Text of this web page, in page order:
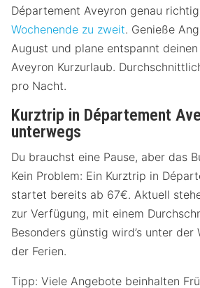
Département Aveyron genau
Wochenende zu zweit. Genieße
August und plane entspannt
Aveyron Kurzurlaub.
pro Nacht.
Kurztrip in Département
unterwegs
Du brauchst eine Pause, aber das
Kein Problem: Ein Kurztrip in
startet bereits ab 67€. Aktuell
zur Verfügung, mit einem
Besonders günstig wird’s unter der
der Ferien.
Tipp: Viele Angebote beinhalten